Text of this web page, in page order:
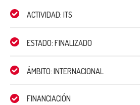
ACTIVIDAD: ITS
ESTADO: FINALIZADO
ÁMBITO: INTERNACIONAL
FINANCIACIÓN